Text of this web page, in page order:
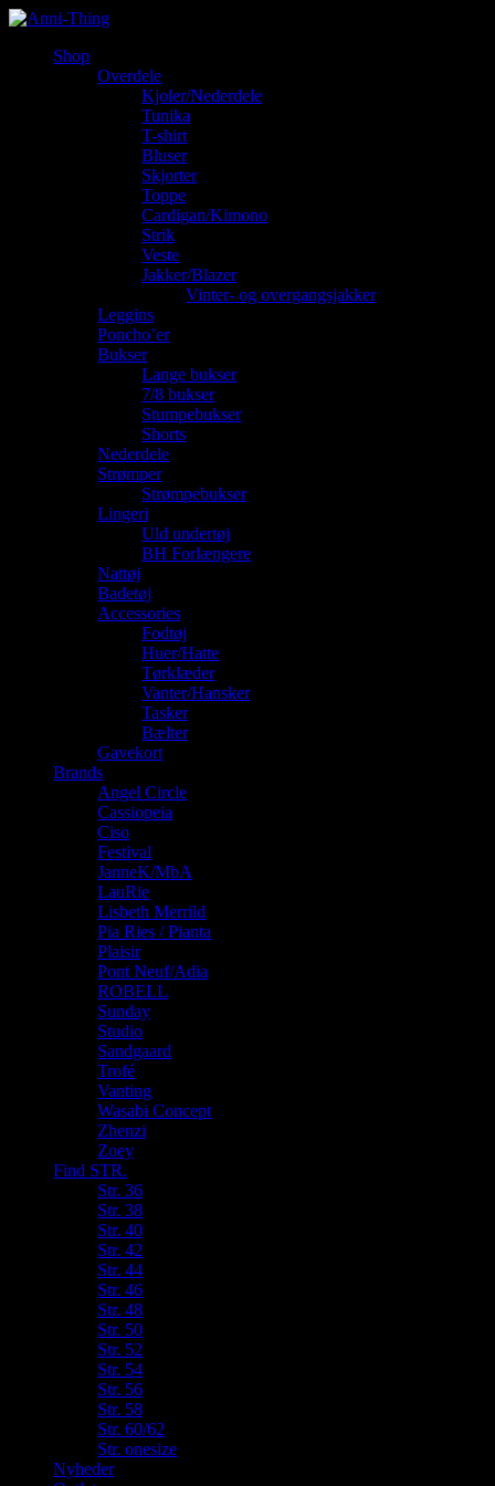
Shop
Overdele
Kjoler/Nederdele
Tunika
T-shirt
Bluser
Skjorter
Toppe
Cardigan/Kimono
Strik
Veste
Jakker/Blazer
Vinter- og overgangsjakker
Leggins
Poncho’er
Bukser
Lange bukser
7/8 bukser
Stumpebukser
Shorts
Nederdele
Strømper
Strømpebukser
Lingeri
Uld undertøj
BH Forlængere
Nattøj
Badetøj
Accessories
Fodtøj
Huer/Hatte
Tørklæder
Vanter/Hansker
Tasker
Bælter
Gavekort
Brands
Angel Circle
Cassiopeia
Ciso
Festival
JanneK/MbA
LauRie
Lisbeth Merrild
Pia Ries / Pianta
Plaisir
Pont Neuf/Adia
ROBELL
Sunday
Studio
Sandgaard
Trofé
Vanting
Wasabi Concept
Zhenzi
Zoey
Find STR.
Str. 36
Str. 38
Str. 40
Str. 42
Str. 44
Str. 46
Str. 48
Str. 50
Str. 52
Str. 54
Str. 56
Str. 58
Str. 60/62
Str. onesize
Nyheder